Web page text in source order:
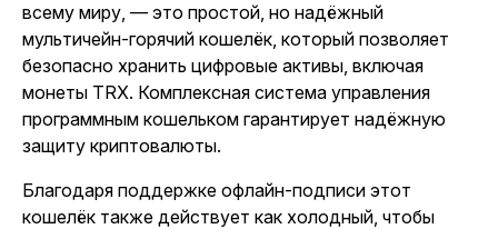
всему миру, — это простой, но надёжный
мультичейн-горячий кошелёк, который позволяет
безопасно хранить цифровые активы, включая
монеты TRX. Комплексная система управления
программным кошельком гарантирует надёжную
защиту криптовалюты.
Благодаря поддержке офлайн-подписи этот
кошелёк также действует как холодный, чтобы